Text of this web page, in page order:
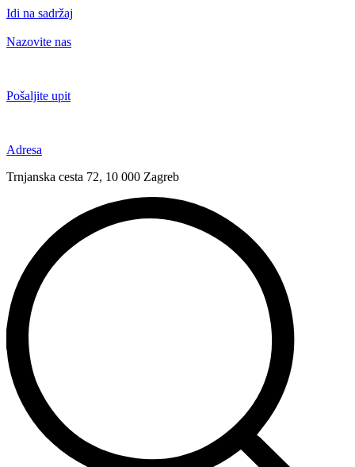
Idi na sadržaj
Nazovite nas
Pošaljite upit
Adresa
Trnjanska cesta 72, 10 000 Zagreb